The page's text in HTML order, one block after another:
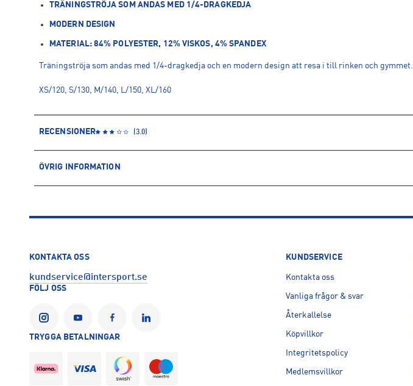
TRÄNINGSTRÖJA SOM ANDAS MED 1/4-DRAGKEDJA
MODERN DESIGN
MATERIAL: 84% POLYESTER, 12% VISKOS, 4% SPANDEX
Träningströja som andas med 1/4-dragkedja och en modern design att resa i till rinken och gymmet.
XS/120, S/130, M/140, L/150, XL/160
RECENSIONER (3.0)
ÖVRIG INFORMATION
Leverantörens produktnummer: FQZ2TAYT
Tillverkare:CCM Hockey AB
Kontakt tillverkare: https://ccmhockey.com/sv-se/homepage.html
KONTAKTA OSS
kundservice@intersport.se
FÖLJ OSS
TRYGGA BETALNINGAR
KUNDSERVICE
Kontakta oss
Vanliga frågor & svar
Återkallelse
Köpvillkor
Integritetspolicy
Medlemsvillkor